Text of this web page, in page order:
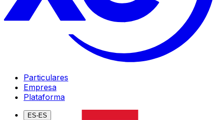
Particulares
Empresa
Plataforma
ES-ES